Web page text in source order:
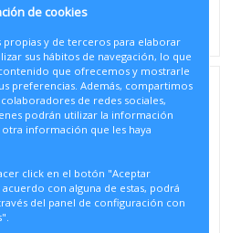
de cookies
propias y de terceros para elaborar
sus hábitos de navegación, lo que
que ofrecemos y mostrarle
preferencias. Además, compartimos
de redes sociales,
podrán utilizar la información
información que les haya
click en el botón "Aceptar
con alguna de estas, podrá
del panel de configuración con